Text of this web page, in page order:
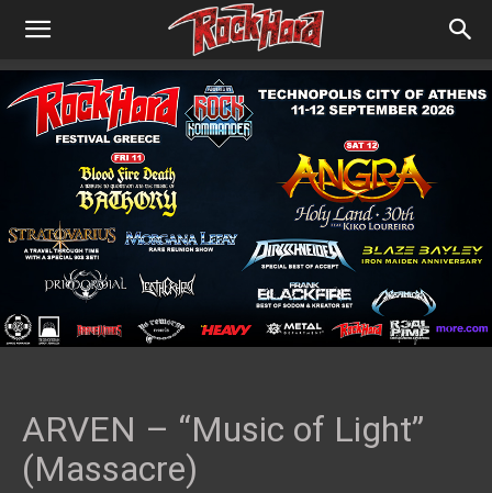
ARVEN – “Music of Light”
(Massacre)